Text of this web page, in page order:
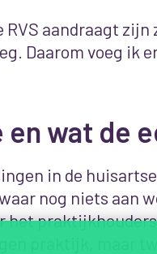
aandraagt zijn
Daarom voeg ik
wat de
in de
nog niets aan
het
praktijk, maar